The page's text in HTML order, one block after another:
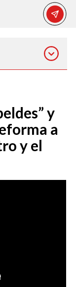
y
a
y el